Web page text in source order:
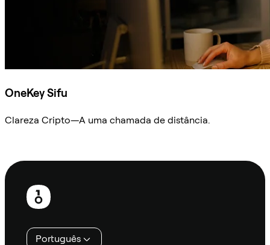
OneKey Sifu
Clareza Cripto—A uma chamada de distância.
Rodapé
Português